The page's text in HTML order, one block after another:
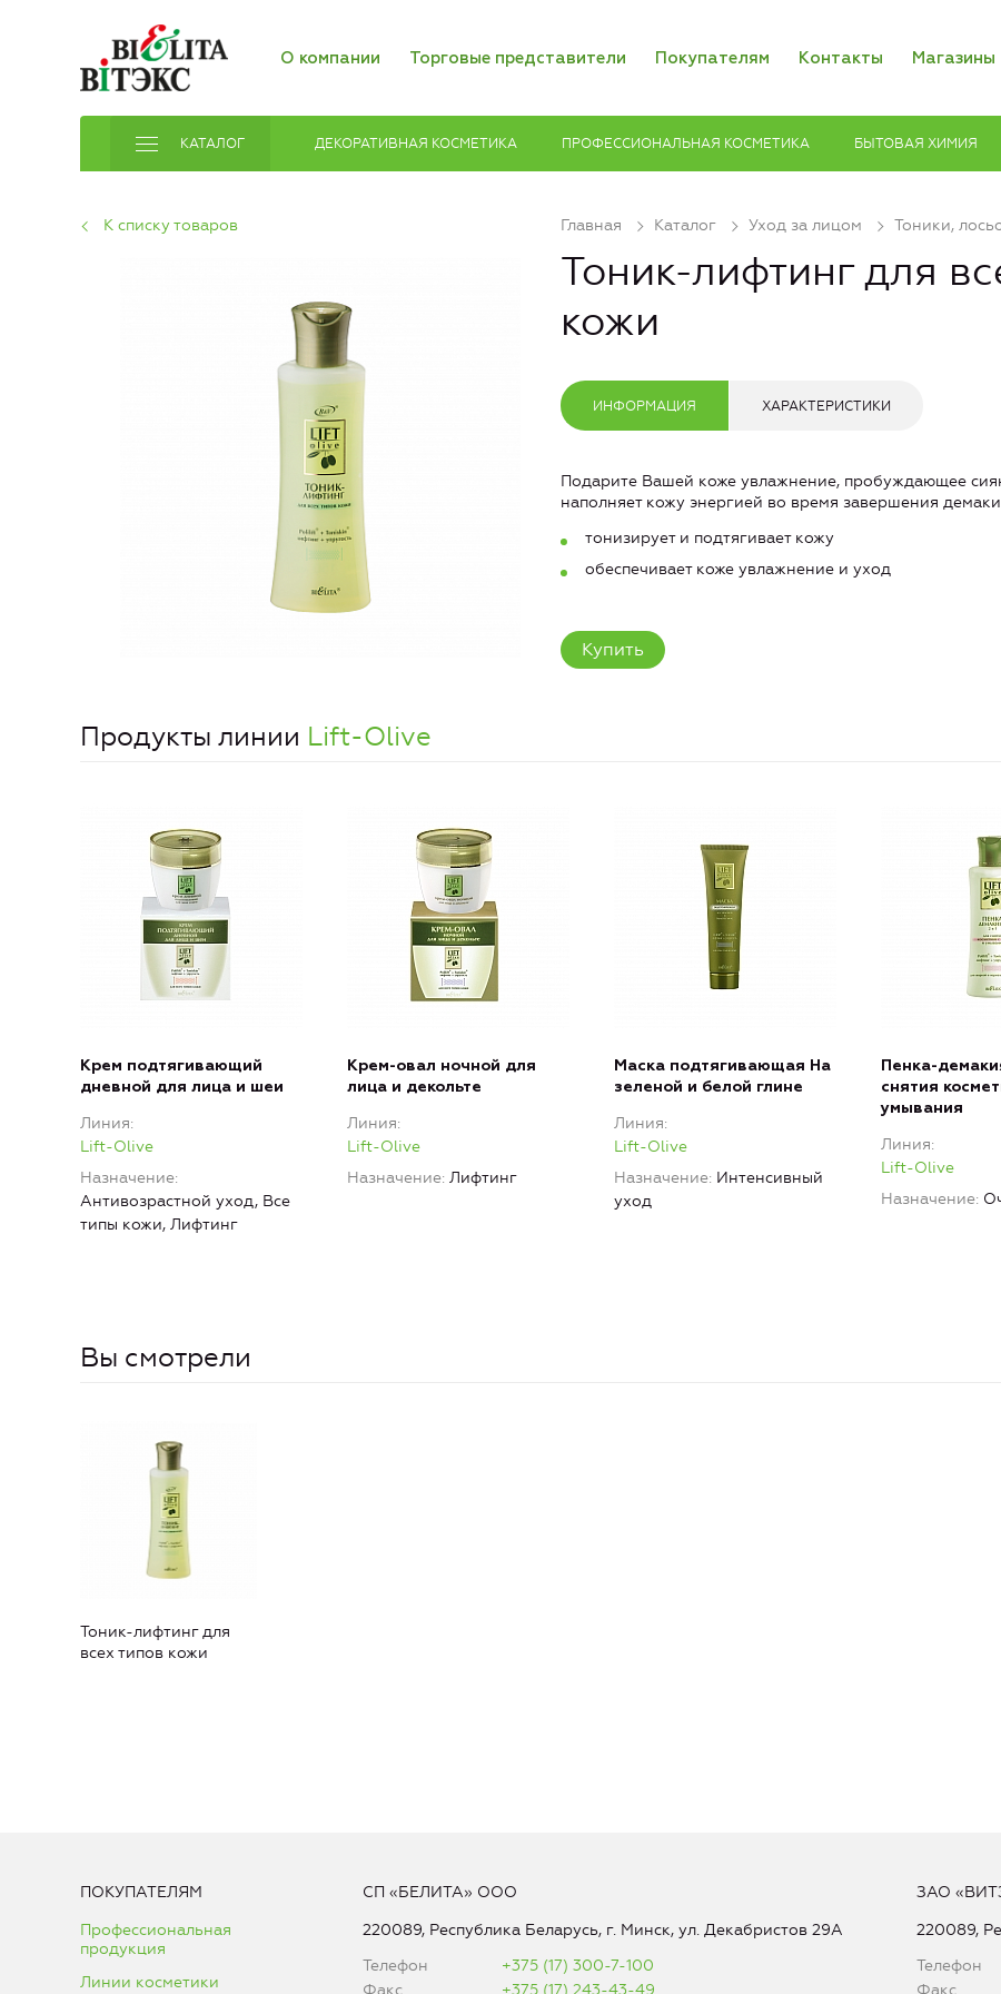
О компании Торговые представители Покупателям Контакты Магазины
КАТАЛОГ ДЕКОРАТИВНАЯ КОСМЕТИКА ПРОФЕССИОНАЛЬНАЯ КОСМЕТИКА БЫТОВАЯ ХИМИЯ
Главная Каталог Уход за лицом Тоники,
К списку товаров
Тоник-лифтинг для
кожи
ИНФОРМАЦИЯ ХАРАКТЕРИСТИКИ
Подарите Вашей коже увлажнение, пробуждающее
наполняет кожу энергией во время завершения
тонизирует и подтягивает кожу
обеспечивает коже увлажнение и уход
Купить
Продукты линии Lift-Olive
Крем подтягивающий
дневной для лица и шеи
Линия
Lift-Olive
Назначение
Антивозрастной уход, Все
типы кожи, Лифтинг
Крем-овал ночной для
лица и декольте
Линия
Lift-Olive
Назначение Лифтинг
Маска подтягивающая На
зеленой и белой глине
Линия
Lift-Olive
Назначение Интенсивный
уход
Пенка-
снятия
умывания
Линия
Lift-Olive
Назначение
Вы смотрели
Тоник-лифтинг для
всех типов кожи
ПОКУПАТЕЛЯМ
Профессиональная
продукция
Линии косметики
СП «БЕЛИТА» ООО
220089, Республика Беларусь, г. Минск, ул. Декабристов 29А
Телефон
+375 (17) 300-7-100
Факс
+375 (17) 243-43-49
ЗАО
220089,
Телефон
Факс